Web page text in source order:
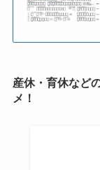
産休・育休など
メ！